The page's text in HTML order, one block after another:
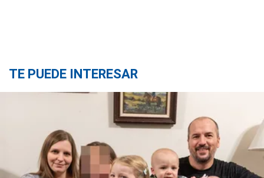
TE PUEDE INTERESAR